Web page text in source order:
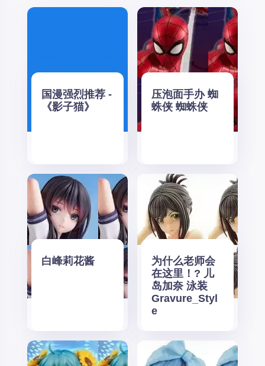
国漫强烈推荐 -
《影子猫》
压泡面手办 蜘
蛛侠 蜘蛛侠
白峰莉花酱
为什么老师会
在这里！? 儿
岛加奈 泳装
Gravure_Styl
e